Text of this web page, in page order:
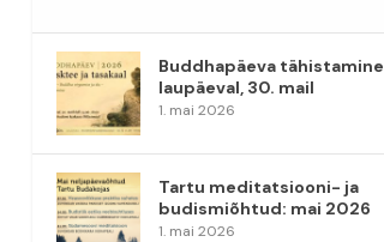
Buddhapäeva tähistamine
laupäeval, 30. mail
1. mai 2026
Tartu meditatsiooni- ja
budismiõhtud: mai 2026
1. mai 2026